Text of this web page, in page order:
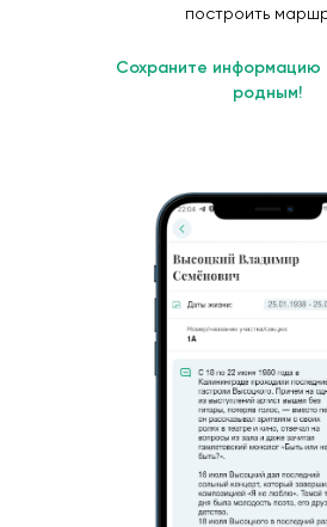
построить
Сохраните информацию
родным!